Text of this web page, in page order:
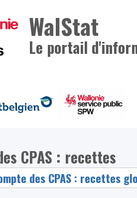
WalStat
Le portail
CPAS : recettes